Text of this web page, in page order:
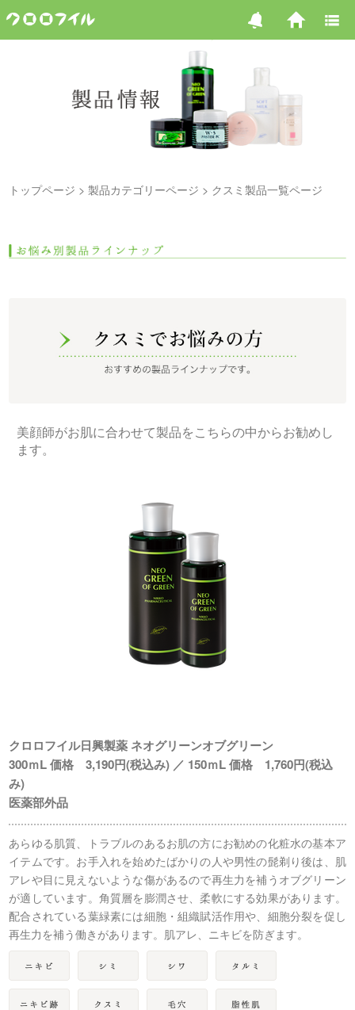
トップページ 製品カテゴリーページ クスミ製品一覧ページ
美顔師がお肌に合わせて製品をこちらの中からお勧めし
ます。
クロロフイル日興製薬 ネオグリーンオブグリーン
300ｍL 価格 3,190円(税込み) ／ 150ｍL 価格 1,760円(税込
み)
医薬部外品
あらゆる肌質、トラブルのあるお肌の方にお勧めの化粧水の基本ア
イテムです。お手入れを始めたばかりの人や男性の髭剃り後は、肌
アレや目に見えないような傷があるので再生力を補うオブグリーン
が適しています。角質層を膨潤させ、柔軟にする効果があります。
配合されている葉緑素には細胞・組織賦活作用や、細胞分裂を促し
再生力を補う働きがあります。肌アレ、ニキビを防ぎます。